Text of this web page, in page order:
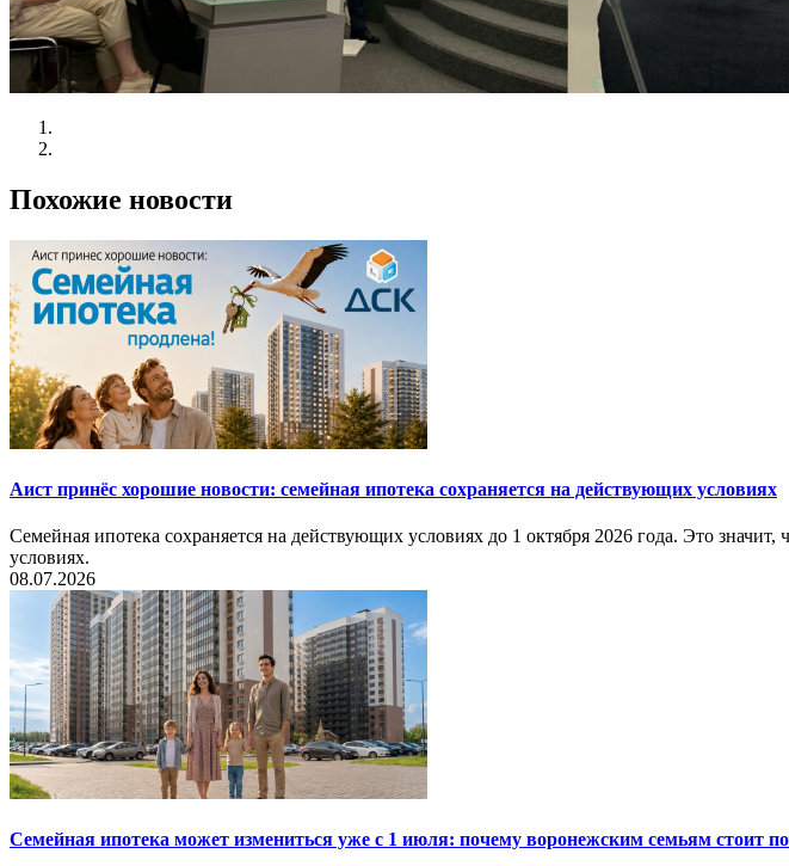
Похожие новости
Аист принёс хорошие новости: семейная ипотека сохраняется на действующих условиях
Семейная ипотека сохраняется на действующих условиях до 1 октября 2026 года. Это
условиях.
08.07.2026
Семейная ипотека может измениться уже с 1 июля: почему воронежским семьям стоит